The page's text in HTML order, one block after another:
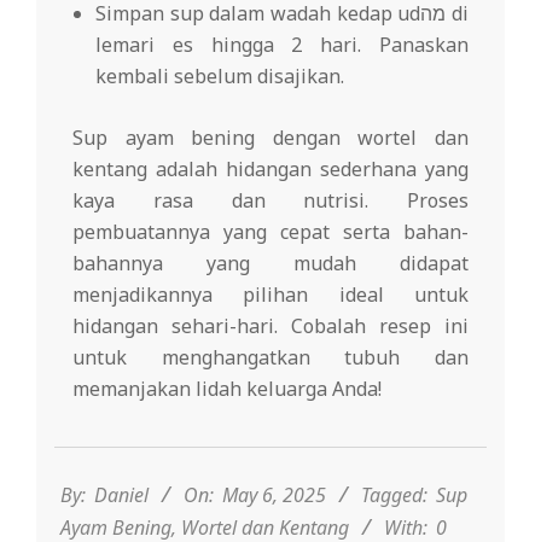
Simpan sup dalam wadah kedap udמה di
lemari es hingga 2 hari. Panaskan
kembali sebelum disajikan.
Sup ayam bening dengan wortel dan
kentang adalah hidangan sederhana yang
kaya rasa dan nutrisi. Proses
pembuatannya yang cepat serta bahan-
bahannya yang mudah didapat
menjadikannya pilihan ideal untuk
hidangan sehari-hari. Cobalah resep ini
untuk menghangatkan tubuh dan
memanjakan lidah keluarga Anda!
06
By: Daniel On: May 6, 2025 Tagged: Sup
Ayam Bening, Wortel dan Kentang With: 0